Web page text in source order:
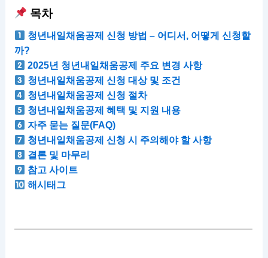
목차
청년내일채움공제 신청 방법 – 어디서, 어떻게 신청할
까?
2025년 청년내일채움공제 주요 변경 사항
청년내일채움공제 신청 대상 및 조건
청년내일채움공제 신청 절차
청년내일채움공제 혜택 및 지원 내용
자주 묻는 질문(FAQ)
청년내일채움공제 신청 시 주의해야 할 사항
결론 및 마무리
참고 사이트
해시태그